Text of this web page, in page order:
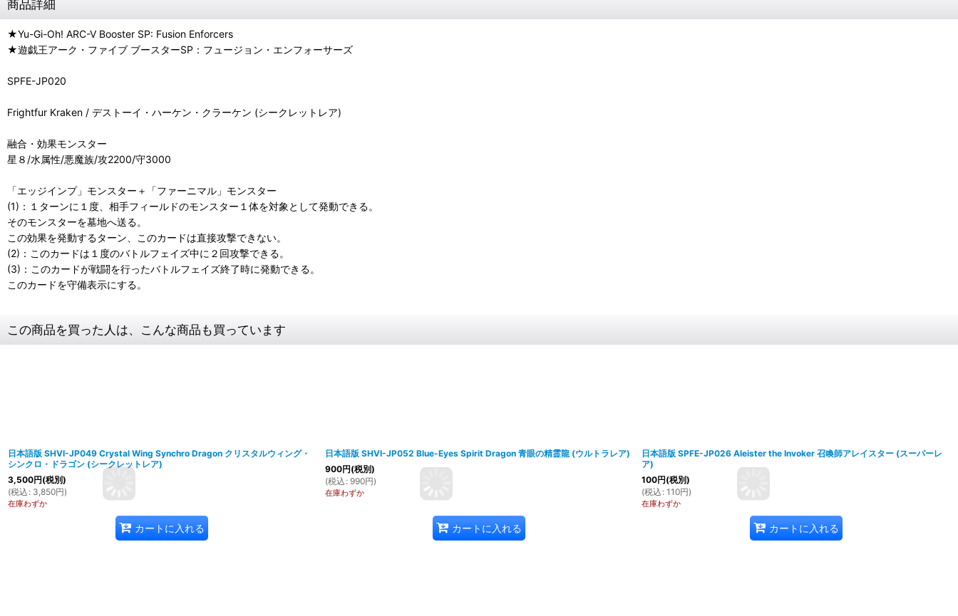
商品詳細
★Yu-Gi-Oh! ARC-V Booster SP: Fusion Enforcers
★遊戯王アーク・ファイブ ブースターSP：フュージョン・エンフォーサーズ
SPFE-JP020
Frightfur Kraken / デストーイ・ハーケン・クラーケン (シークレットレア)
融合・効果モンスター
星８/水属性/悪魔族/攻2200/守3000
「エッジインプ」モンスター＋「ファーニマル」モンスター
(1)：１ターンに１度、相手フィールドのモンスター１体を対象として発動できる。
そのモンスターを墓地へ送る。
この効果を発動するターン、このカードは直接攻撃できない。
(2)：このカードは１度のバトルフェイズ中に２回攻撃できる。
(3)：このカードが戦闘を行ったバトルフェイズ終了時に発動できる。
このカードを守備表示にする。
この商品を買った人は、こんな商品も買っています
日本語版 SHVI-JP049 Crystal Wing Synchro Dragon クリスタルウィング・
シンクロ・ドラゴン (シークレットレア)
3,500円(税別)
(税込 : 3,850円)
在庫わずか
カートに入れる
日本語版 SHVI-JP052 Blue-Eyes Spirit Dragon 青眼の精霊龍 (ウルトラレア)
900円(税別)
(税込 : 990円)
在庫わずか
カートに入れる
日本語版 SPFE-JP026 Aleister the Invoker 召喚師アレイスター (スーパーレ
ア)
100円(税別)
(税込 : 110円)
在庫わずか
カートに入れる